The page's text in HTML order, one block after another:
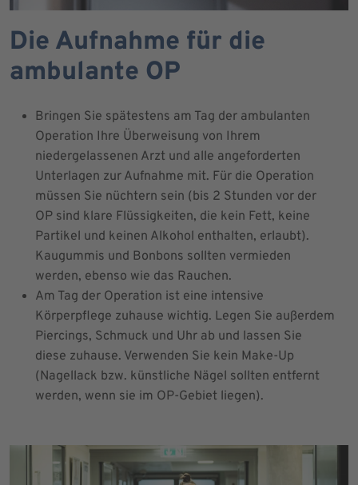
Die Aufnahme für die
ambulante OP
Bringen Sie spätestens am Tag der ambulanten
Operation Ihre Überweisung von Ihrem
niedergelassenen Arzt und alle angeforderten
Unterlagen zur Aufnahme mit. Für die Operation
müssen Sie nüchtern sein (bis 2 Stunden vor der
OP sind klare Flüssigkeiten, die kein Fett, keine
Partikel und keinen Alkohol enthalten, erlaubt).
Kaugummis und Bonbons sollten vermieden
werden, ebenso wie das Rauchen.
Am Tag der Operation ist eine intensive
Körperpflege zuhause wichtig. Legen Sie außerdem
Piercings, Schmuck und Uhr ab und lassen Sie
diese zuhause. Verwenden Sie kein Make-Up
(Nagellack bzw. künstliche Nägel sollten entfernt
werden, wenn sie im OP-Gebiet liegen).